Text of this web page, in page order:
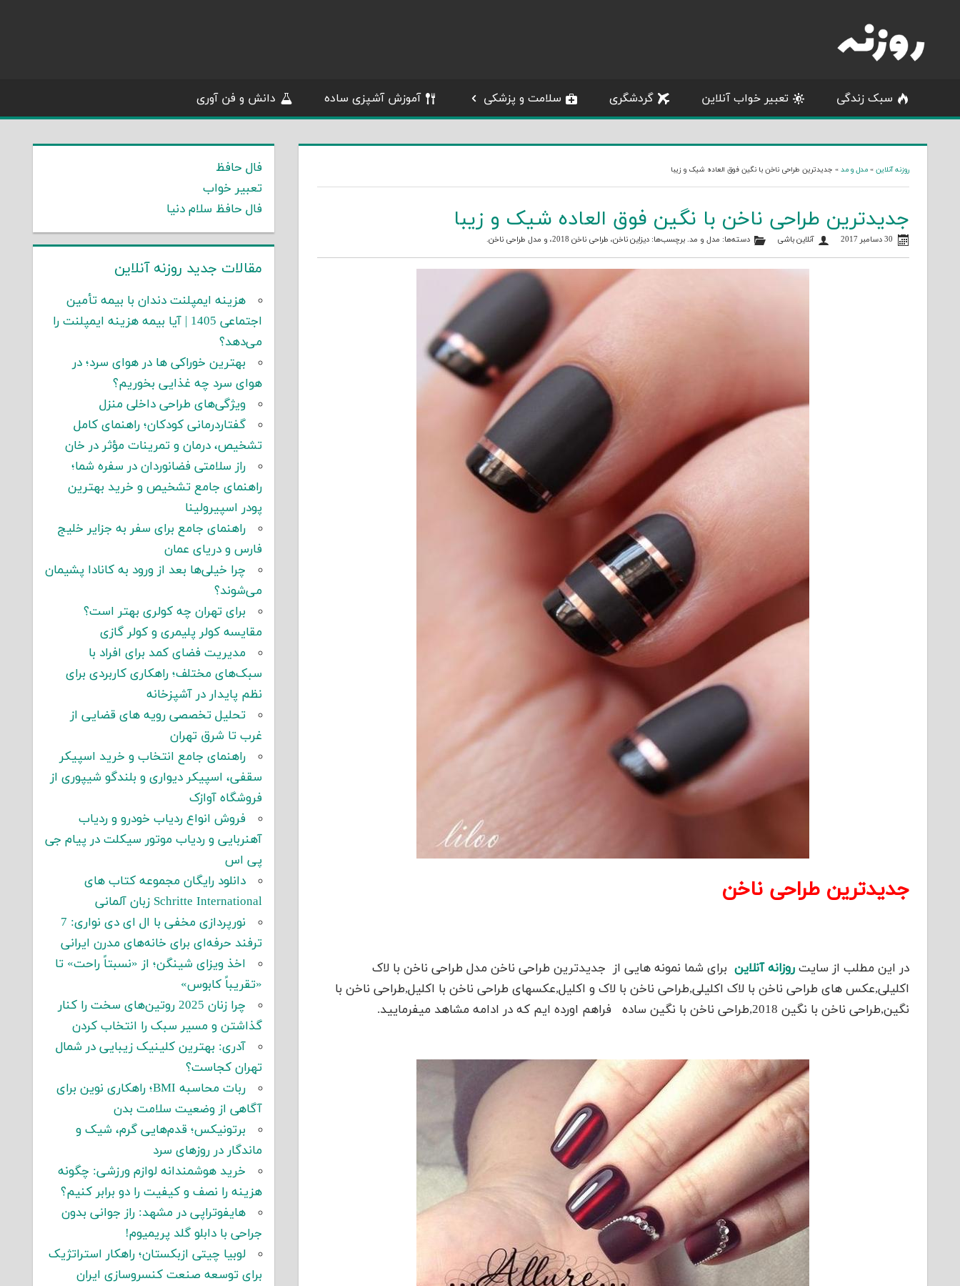
content
سبک زندگی تعبیر خواب آنلاین گردشگری سلامت و پزشکی آموزش آشپزی ساده دانش و فن آوری
روزنه آنلاین »مدل و مد » جدیدترین طراحی ناخن با نگین فوق العاده شیک و زیبا
جدیدترین طراحی ناخن با نگین فوق العاده شیک و زیبا
30 دسامبر 2017 آنلاین باشی دسته‌ها: مدل و مد. برچسب‌ها:دیزاین ناخن، طراحی ناخن 2018 ، و مدل طراحی ناخن.
جدیدترین طراحی ناخن
در این مطلب از سایتروزانه آنلاین برای شما نمونه هایی از جدیدترین طراحی ناخن مدل طراحی ناخن با لاک
اکلیلی,عکس های طراحی ناخن با لاک اکلیلی,طراحی ناخن با لاک و اکلیل,عکسهای طراحی ناخن با اکلیل,طراحی ناخن با
نگین,طراحی ناخن با نگین 2018,طراحی ناخن با نگین ساده فراهم اورده ایم که در ادامه مشاهد میفرمایید.
فال حافظ
تعبیر خواب
فال حافظ سلام دنیا
مقالات جدید روزنه آنلاین
هزینه ایمپلنت دندان با بیمه تأمین
اجتماعی 1405 | آیا بیمه هزینه ایمپلنت را
می‌دهد؟
بهترین خوراکی ها در هوای سرد؛ در
هوای سرد چه غذایی بخوریم؟
ویژگی‌های طراحی داخلی منزل
گفتاردرمانی کودکان؛ راهنمای کامل
تشخیص، درمان و تمرینات مؤثر در خان
راز سلامتی فضانوردان در سفره شما؛
راهنمای جامع تشخیص و خرید بهترین
پودر اسپیرولینا
راهنمای جامع برای سفر به جزایر خلیج
فارس و دریای عمان
چرا خیلی‌ها بعد از ورود به کانادا پشیمان
می‌شوند؟
برای تهران چه کولری بهتر است؟
مقایسه کولر پلیمری و کولر گازی
مدیریت فضای کمد برای افراد با
سبک‌های مختلف؛ راهکاری کاربردی برای
نظم پایدار در آشپزخانه
تحلیل تخصصی رویه های قضایی از
غرب تا شرق تهران
راهنمای جامع انتخاب و خرید اسپیکر
سقفی، اسپیکر دیواری و بلندگو شیپوری از
فروشگاه آوازک
فروش انواع ردیاب خودرو و ردیاب
آهنربایی و ردیاب موتور سیکلت در پیام جی
پی اس
دانلود رایگان مجموعه کتاب های
Schritte International زبان آلمانی
نورپردازی مخفی با ال ای دی نواری: 7
ترفند حرفه‌ای برای خانه‌های مدرن ایرانی
اخذ ویزای شینگن؛ از «نسبتاً راحت» تا
«تقریباً کابوس»
چرا زنان 2025 روتین‌های سخت را کنار
گذاشتن و مسیر سبک را انتخاب کردن
آدری: بهترین کلینیک زیبایی در شمال
تهران کجاست؟
ربات محاسبه BMI؛ راهکاری نوین برای
آگاهی از وضعیت سلامت بدن
برتونیکس؛ قدم‌هایی گرم، شیک و
ماندگار در روزهای سرد
خرید هوشمندانه لوازم ورزشی: چگونه
هزینه را نصف و کیفیت را دو برابر کنیم؟
هایفوتراپی در مشهد: راز جوانی بدون
جراحی با دابلو گلد پریمیوم!
لوبیا چیتی ازبکستان؛ راهکار استراتژیک
برای توسعه صنعت کنسروسازی ایران